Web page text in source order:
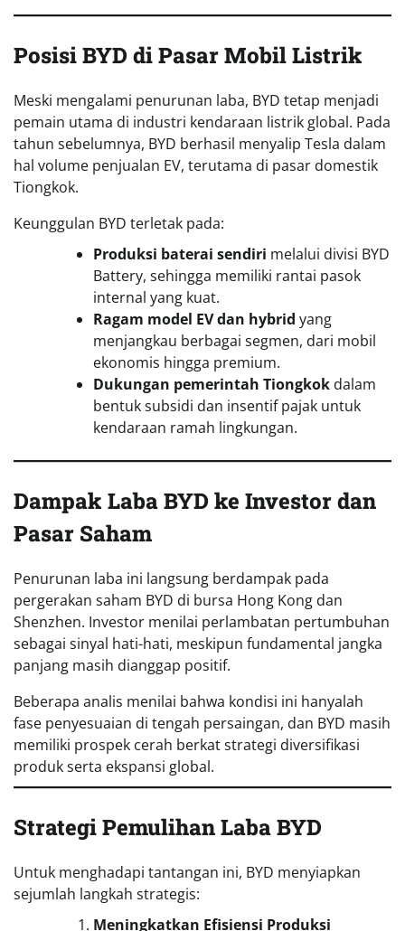
Posisi BYD di Pasar Mobil Listrik
Meski mengalami penurunan laba, BYD tetap menjadi
pemain utama di industri kendaraan listrik global. Pada
tahun sebelumnya, BYD berhasil menyalip Tesla dalam
hal volume penjualan EV, terutama di pasar domestik
Tiongkok.
Keunggulan BYD terletak pada:
Produksi baterai sendiri melalui divisi BYD
Battery, sehingga memiliki rantai pasok
internal yang kuat.
Ragam model EV dan hybrid yang
menjangkau berbagai segmen, dari mobil
ekonomis hingga premium.
Dukungan pemerintah Tiongkok dalam
bentuk subsidi dan insentif pajak untuk
kendaraan ramah lingkungan.
Dampak Laba BYD ke Investor dan
Pasar Saham
Penurunan laba ini langsung berdampak pada
pergerakan saham BYD di bursa Hong Kong dan
Shenzhen. Investor menilai perlambatan pertumbuhan
sebagai sinyal hati-hati, meskipun fundamental jangka
panjang masih dianggap positif.
Beberapa analis menilai bahwa kondisi ini hanyalah
fase penyesuaian di tengah persaingan, dan BYD masih
memiliki prospek cerah berkat strategi diversifikasi
produk serta ekspansi global.
Strategi Pemulihan Laba BYD
Untuk menghadapi tantangan ini, BYD menyiapkan
sejumlah langkah strategis:
Meningkatkan Efisiensi Produksi